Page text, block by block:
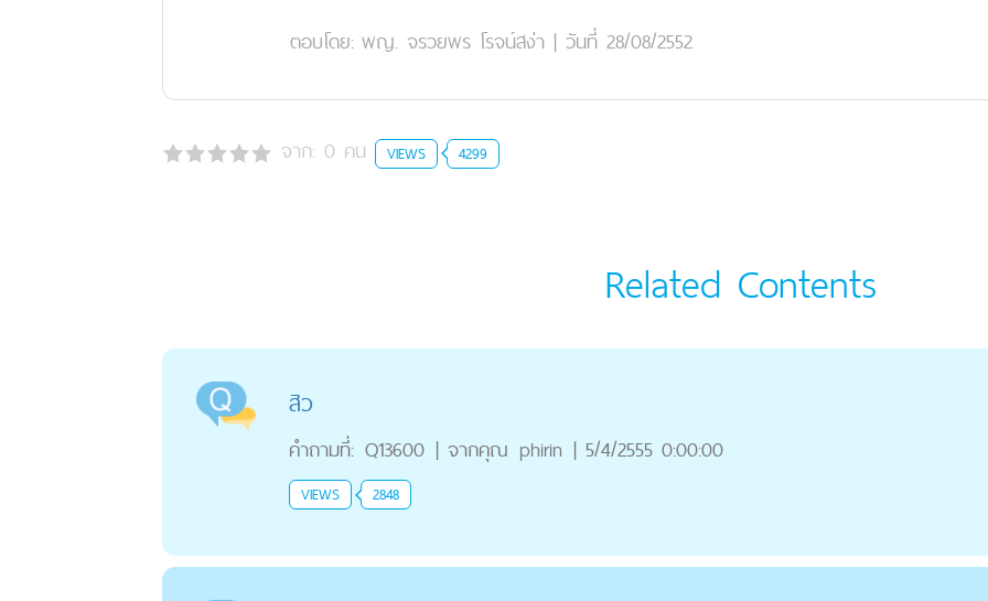
ตอบโดย: พญ. จรวยพร โรจน์สง่า | วันที่ 28/08/2552
จาก: 0 คน VIEWS 4299
Related Contents
สิว
คำถามที่: Q13600 | จากคุณ phirin | 5/4/2555 0:00:00
VIEWS 2848